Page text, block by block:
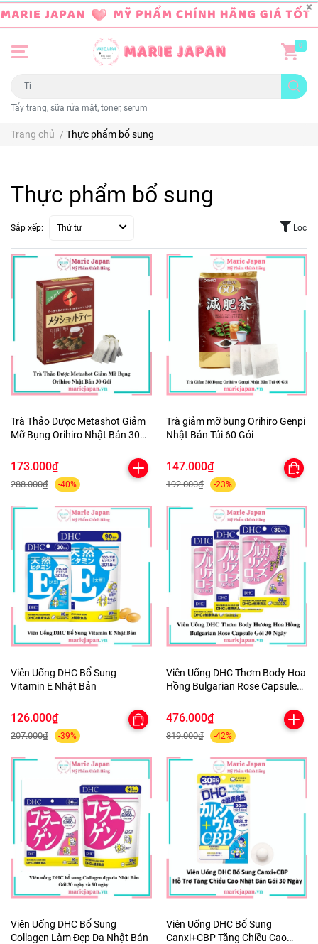
Tẩy trang, sữa rửa mặt, toner, serum
0
Trang chủ / Thực phẩm bổ sung
Thực phẩm bổ sung
Sắp xếp: Thứ tự Lọc
Trà Thảo Dược Metashot Giảm
Mỡ Bụng Orihiro Nhật Bản 30
173.000₫
288.000₫ -40%
Trà giảm mỡ bụng Orihiro Genpi
Nhật Bản Túi 60 Gói
147.000₫
192.000₫ -23%
Viên Uống DHC Bổ Sung
Vitamin E Nhật Bản
126.000₫
207.000₫ -39%
Viên Uống DHC Thơm Body Hoa
Hồng Bulgarian Rose Capsule
476.000₫
819.000₫ -42%
Viên Uống DHC Bổ Sung
Collagen Làm Đẹp Da Nhật Bản
Viên Uống DHC Bổ Sung
Canxi+CBP Tăng Chiều Cao